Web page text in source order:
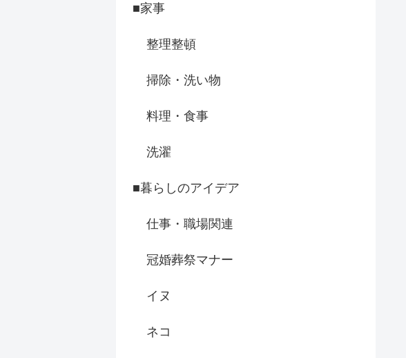
■家事
整理整頓
掃除・洗い物
料理・食事
洗濯
■暮らしのアイデア
仕事・職場関連
冠婚葬祭マナー
イヌ
ネコ